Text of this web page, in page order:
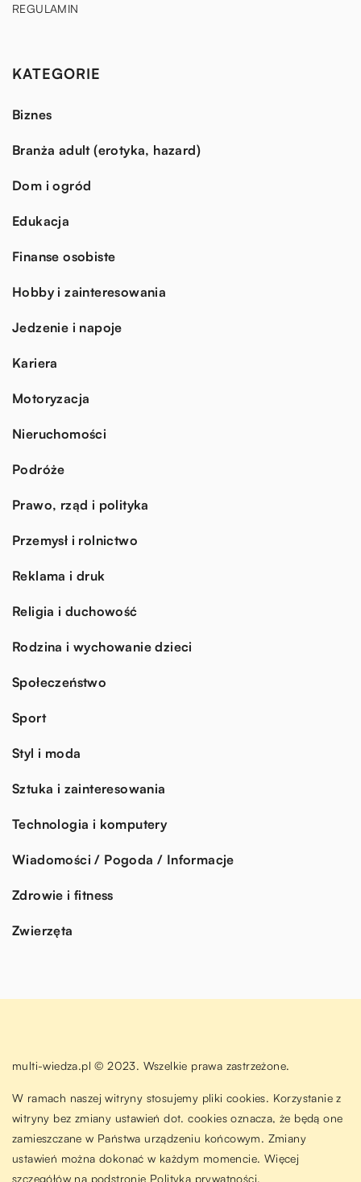
REGULAMIN
KATEGORIE
Biznes
Branża adult (erotyka, hazard)
Dom i ogród
Edukacja
Finanse osobiste
Hobby i zainteresowania
Jedzenie i napoje
Kariera
Motoryzacja
Nieruchomości
Podróże
Prawo, rząd i polityka
Przemysł i rolnictwo
Reklama i druk
Religia i duchowość
Rodzina i wychowanie dzieci
Społeczeństwo
Sport
Styl i moda
Sztuka i zainteresowania
Technologia i komputery
Wiadomości / Pogoda / Informacje
Zdrowie i fitness
Zwierzęta
multi-wiedza.pl © 2023. Wszelkie prawa zastrzeżone.
W ramach naszej witryny stosujemy pliki cookies. Korzystanie z
witryny bez zmiany ustawień dot. cookies oznacza, że będą one
zamieszczane w Państwa urządzeniu końcowym. Zmiany
ustawień można dokonać w każdym momencie. Więcej
szczegółów na podstronie Polityka prywatności.